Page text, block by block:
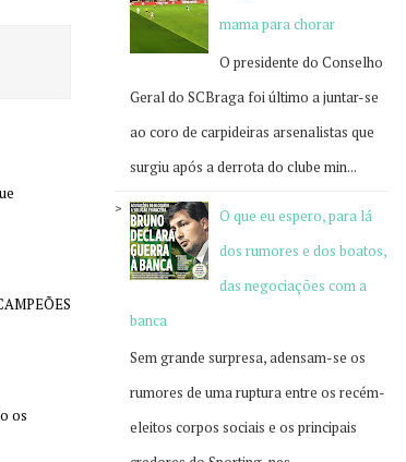
os
mama para chorar
O presidente do Conselho
Geral do SCBraga foi último a juntar-se
ao coro de carpideiras arsenalistas que
surgiu após a derrota do clube min...
O que eu espero, para lá
dos rumores e dos boatos,
das negociações com a
banca
Sem grande surpresa, adensam-se os
rumores de uma ruptura entre os recém-
eleitos corpos sociais e os principais